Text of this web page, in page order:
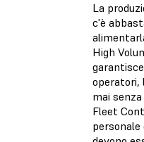
La
c'è
High
operatori,
mai
Fleet
personale